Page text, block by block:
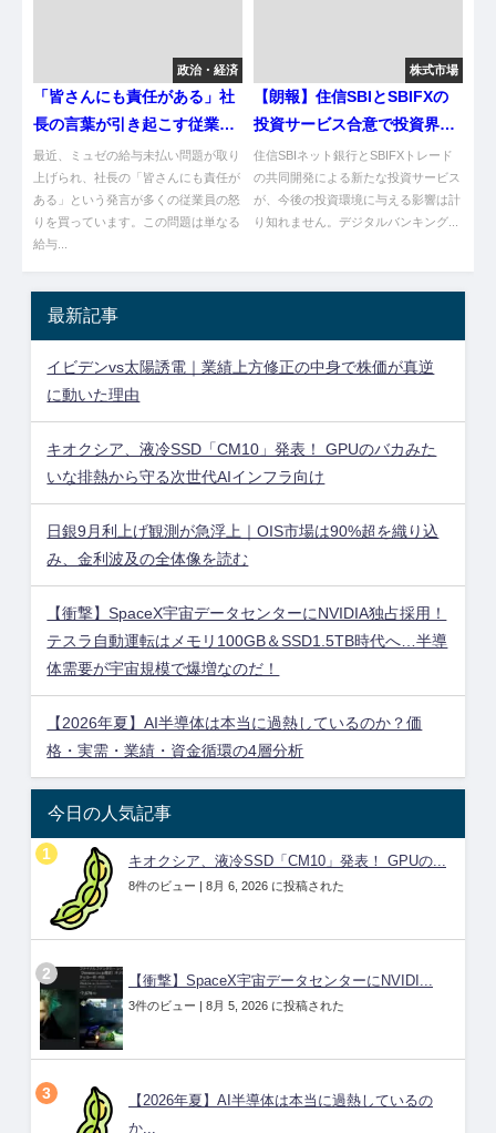
政治・経済
「皆さんにも責任がある」社
長の言葉が引き起こす従業員
の反発
最近、ミュゼの給与未払い問題が取り
上げられ、社長の「皆さんにも責任が
ある」という発言が多くの従業員の怒
りを買っています。この問題は単なる
給与...
株式市場
【朗報】住信SBIとSBIFXの
投資サービス合意で投資界が
盛り上がるやんけ！
住信SBIネット銀行とSBIFXトレード
の共同開発による新たな投資サービス
が、今後の投資環境に与える影響は計
り知れません。デジタルバンキング...
最新記事
イビデンvs太陽誘電｜業績上方修正の中身で株価が真逆
に動いた理由
キオクシア、液冷SSD「CM10」発表！ GPUのバカみた
いな排熱から守る次世代AIインフラ向け
日銀9月利上げ観測が急浮上｜OIS市場は90%超を織り込
み、金利波及の全体像を読む
【衝撃】SpaceX宇宙データセンターにNVIDIA独占採用！
テスラ自動運転はメモリ100GB＆SSD1.5TB時代へ…半導
体需要が宇宙規模で爆増なのだ！
【2026年夏】AI半導体は本当に過熱しているのか？価
格・実需・業績・資金循環の4層分析
今日の人気記事
キオクシア、液冷SSD「CM10」発表！ GPUの...
8件のビュー 8月 6, 2026 に投稿された
【衝撃】SpaceX宇宙データセンターにNVIDI...
3件のビュー 8月 5, 2026 に投稿された
【2026年夏】AI半導体は本当に過熱しているの
か...